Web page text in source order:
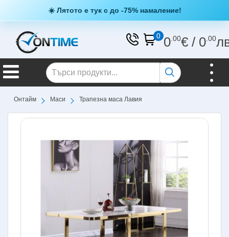
☀️ Лятото е тук с до -75% намаление!
0 0.00€/ 0.00
Онтайм Маси Трапезна маса Лавия